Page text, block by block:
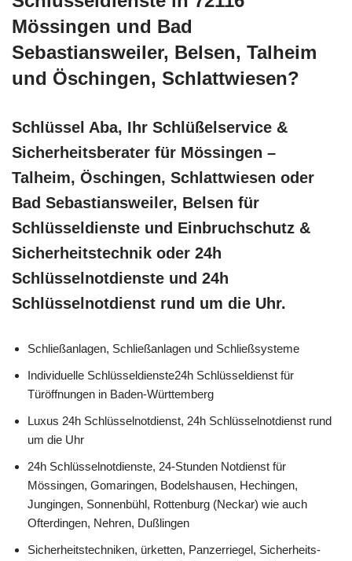
Mössingen und Bad
Sebastiansweiler, Belsen, Talheim
und Öschingen, Schlattwiesen?
Schlüssel Aba, Ihr Schlüßelservice &
Sicherheitsberater für Mössingen –
Talheim, Öschingen, Schlattwiesen oder
Bad Sebastiansweiler, Belsen für
Schlüsseldienste und Einbruchschutz &
Sicherheitstechnik oder 24h
Schlüsselnotdienste und 24h
Schlüsselnotdienst rund um die Uhr.
Schließanlagen, Schließanlagen und Schließsysteme
Individuelle Schlüsseldienste24h Schlüsseldienst für
Türöffnungen in Baden-Württemberg
Luxus 24h Schlüsselnotdienst, 24h Schlüsselnotdienst rund
um die Uhr
24h Schlüsselnotdienste, 24-Stunden Notdienst für
Mössingen, Gomaringen, Bodelshausen, Hechingen,
Jungingen, Sonnenbühl, Rottenburg (Neckar) wie auch
Ofterdingen, Nehren, Dußlingen
Sicherheitstechniken, ürketten, Panzerriegel, Sicherheits-